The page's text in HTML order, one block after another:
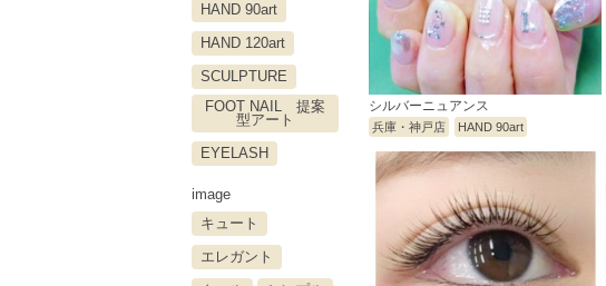
シルバーニュアンス
兵庫・神戸店 HAND 90art
HAND 90art
HAND 120art
SCULPTURE
FOOT NAIL 提案
型アート
EYELASH
image
キュート
エレガント